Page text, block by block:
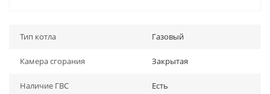
Тип котла Газовый
Камера сгорания Закрытая
Наличие ГВС Есть